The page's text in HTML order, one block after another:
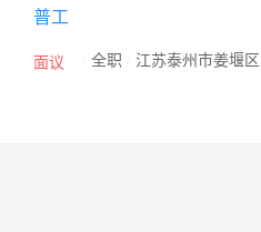
普工
面议 全职 江苏泰州市姜堰区